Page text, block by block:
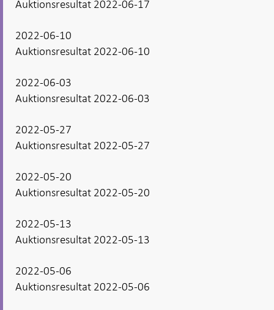
Auktionsresultat 2022-06-17
2022-06-10
Auktionsresultat 2022-06-10
2022-06-03
Auktionsresultat 2022-06-03
2022-05-27
Auktionsresultat 2022-05-27
2022-05-20
Auktionsresultat 2022-05-20
2022-05-13
Auktionsresultat 2022-05-13
2022-05-06
Auktionsresultat 2022-05-06